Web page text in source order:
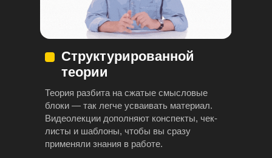
Структурированной
теории
Теория разбита на сжатые смысловые
блоки — так легче усваивать материал.
Видеолекции дополняют конспекты, чек-
листы и шаблоны, чтобы вы сразу
применяли знания в работе.